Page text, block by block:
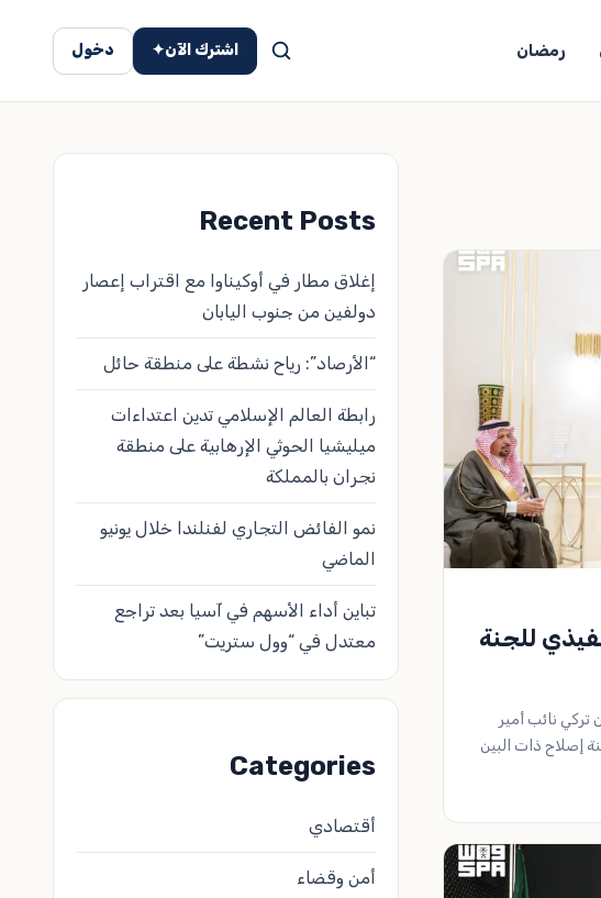
رمضان اشترك الآن✦ دخول
للجنة
نائب أمير
إصلاح ذات البين
Recent Posts
إغلاق مطار في أوكيناوا مع اقتراب إعصار
دولفين من جنوب اليابان
“الأرصاد”: رياح نشطة على منطقة حائل
رابطة العالم الإسلامي تدين اعتداءات
ميليشيا الحوثي الإرهابية على منطقة
نجران بالمملكة
نمو الفائض التجاري لفنلندا خلال يونيو
الماضي
تباين أداء الأسهم في آسيا بعد تراجع
معتدل في “وول ستريت”
Categories
أقتصادي
أمن وقضاء